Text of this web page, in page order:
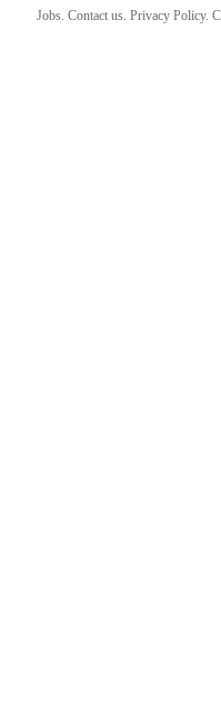
Jobs. Contact us. Privacy Policy.